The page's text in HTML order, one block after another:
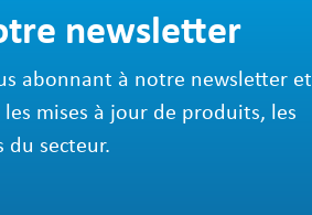
newsletter
abonnant à notre newsletter et
les mises à jour de produits, les
du secteur.